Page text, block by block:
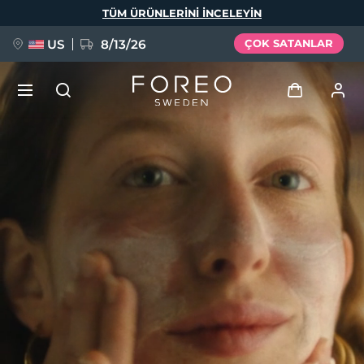
TÜM ÜRÜNLERINI INCELEYIN
US 8/13/26 ÇOK SATANLAR
Giriş
Kullanici profi̇li̇
Cihazlarım
Siparişlerim
Adresim
Aboneliklerim
FAQ™ Pure Beauty-Tech Elixir
issa™ Teeth Whitening Set
Español
Português
Svenska
Русский
繁體中文